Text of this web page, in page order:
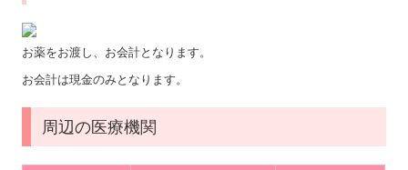
お薬をお渡し、お会計となります。
お会計は現金のみとなります。
周辺の医療機関